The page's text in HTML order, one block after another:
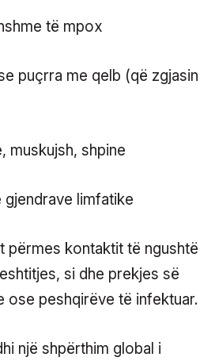
të mpox
puçrra me qelb (që zgjasin
muskujsh, shpine
gjendrave limfatike
përmes kontaktit të ngushtë
si dhe prekjes së
ose peshqirëve të infektuar.
një shpërthim global i